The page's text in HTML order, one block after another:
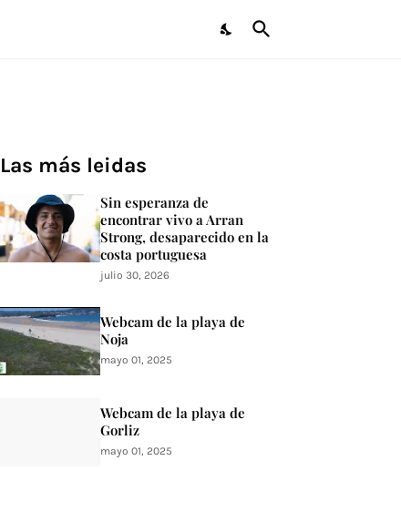
Las más leidas
Sin esperanza de
encontrar vivo a Arran
Strong, desaparecido en la
costa portuguesa
julio 30, 2026
Webcam de la playa de
Noja
mayo 01, 2025
Webcam de la playa de
Gorliz
mayo 01, 2025